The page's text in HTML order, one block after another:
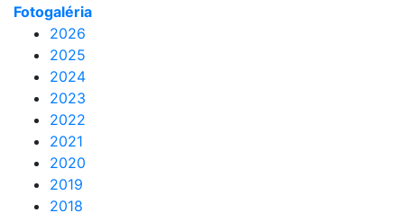
Fotogaléria
2026
2025
2024
2023
2022
2021
2020
2019
2018